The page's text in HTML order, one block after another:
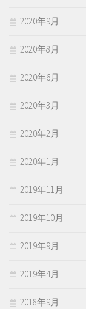
2020年9月
2020年8月
2020年6月
2020年3月
2020年2月
2020年1月
2019年11月
2019年10月
2019年9月
2019年4月
2018年9月